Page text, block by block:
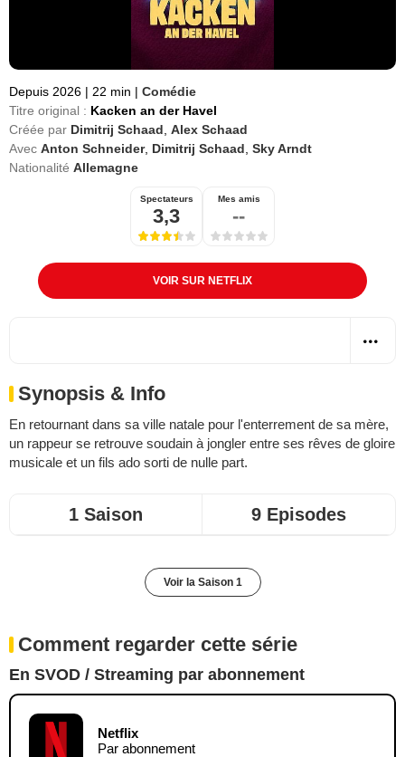
Depuis 2026 | 22 min | Comédie
Titre original : Kacken an der Havel
Créée par Dimitrij Schaad Alex Schaad
Avec Anton Schneider, Dimitrij Schaad Sky Arndt
Nationalité Allemagne
Spectateurs
3,3
Mes amis
--
VOIR SUR NETFLIX
Synopsis & Info
En retournant dans sa ville natale pour l'enterrement de sa mère,
un rappeur se retrouve soudain à jongler entre ses rêves de gloire
musicale et un fils ado sorti de nulle part.
1 Saison 9 Episodes
Voir la Saison 1
Comment regarder cette série
En SVOD / Streaming par abonnement
Netflix
Par abonnement